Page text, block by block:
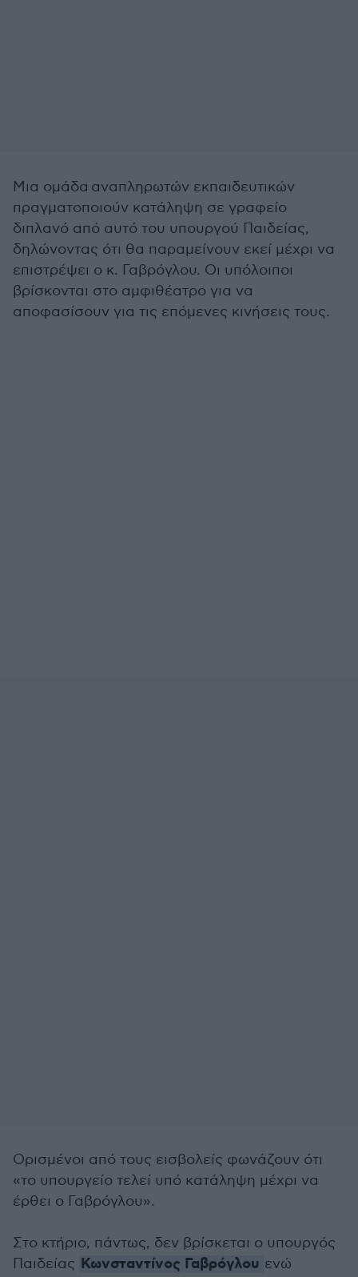
Μια ομάδα αναπληρωτών εκπαιδευτικών
πραγματοποιούν κατάληψη σε γραφείο
διπλανό από αυτό του υπουργού Παιδείας,
δηλώνοντας ότι θα παραμείνουν εκεί μέχρι να
επιστρέψει ο κ. Γαβρόγλου. Οι υπόλοιποι
βρίσκονται στο αμφιθέατρο για να
αποφασίσουν για τις επόμενες κινήσεις τους.
Ορισμένοι από τους εισβολείς φωνάζουν ότι
«το υπουργείο τελεί υπό κατάληψη μέχρι να
έρθει ο Γαβρόγλου».
Στο κτήριο, πάντως, δεν βρίσκεται ο υπουργός
Παιδείας Κωνσταντίνος Γαβρόγλου ενώ